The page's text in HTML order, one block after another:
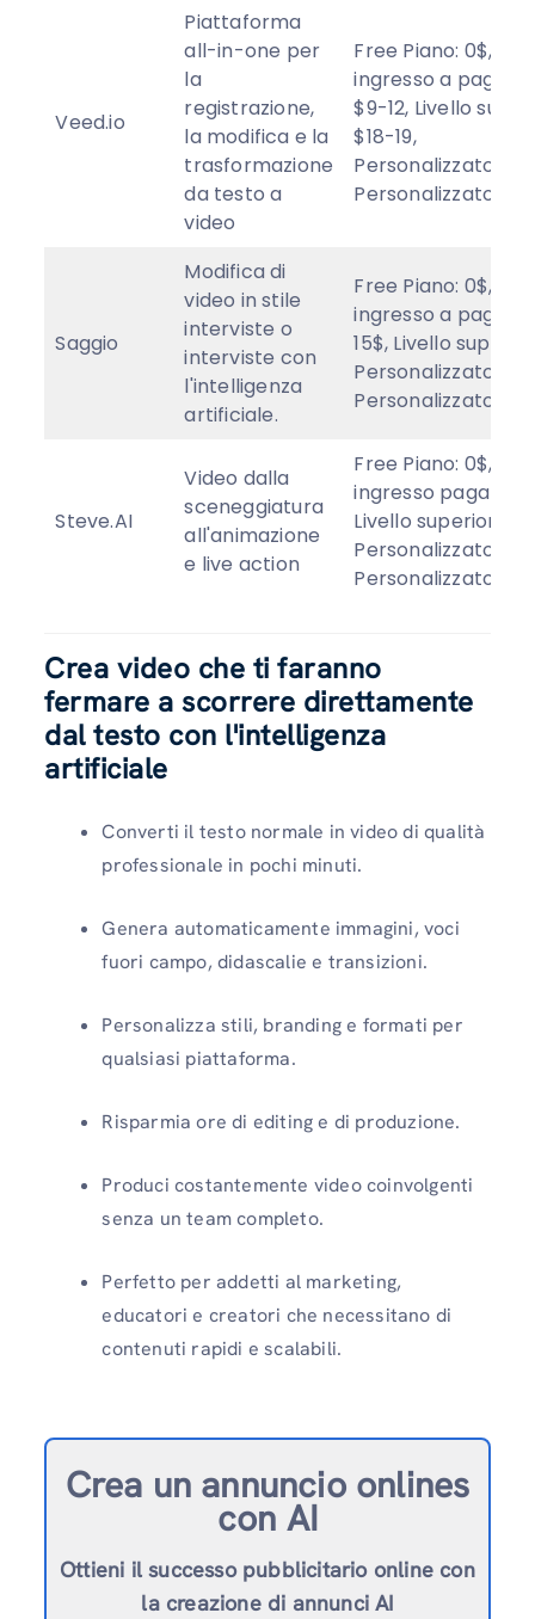
Veed.io
Piattaforma
all-in-one per
la
registrazione,
la modifica e la
trasformazione
da testo a
video
Free Piano: 0$,
ingresso a
$9-12, Livello
$18-19,
Personalizzato/
Personalizzato
Saggio
Modifica di
video in stile
interviste o
interviste con
l'intelligenza
artificiale.
Free Piano: 0$,
ingresso a
15$, Livello
Personalizzato/
Personalizzato
Steve.AI
Video dalla
sceneggiatura
all'animazione
e live action
Free Piano: 0$,
ingresso pagato:
Livello superiore:
Personalizzato/
Personalizzato
Crea video che ti faranno
fermare a scorrere direttamente
dal testo con l'intelligenza
artificiale
Converti il ​​testo normale in video di qualità
professionale in pochi minuti.
Genera automaticamente immagini, voci
fuori campo, didascalie e transizioni.
Personalizza stili, branding e formati per
qualsiasi piattaforma.
Risparmia ore di editing e di produzione.
Produci costantemente video coinvolgenti
senza un team completo.
Perfetto per addetti al marketing,
educatori e creatori che necessitano di
contenuti rapidi e scalabili.
Crea un annuncio onlines
con AI
Ottieni il successo pubblicitario online con
la creazione di annunci AI